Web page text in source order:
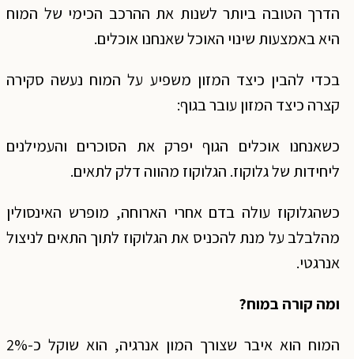
הדרך הטובה ביותר לשנות את ההרכב הכימי של המוח
היא באמצעות שינוי האוכל שאנחנו אוכלים.
בכדי להבין כיצד המזון משפיע על המוח נעשה סקירה
קצרה כיצד המזון עובר בגוף:
כשאנחנו אוכלים הגוף יפרק את הסוכרים והעמילנים
ליחידות של גלוקוז. הגלוקוז מהווה דלק לתאים.
כשהגלוקוז עולה בדם אחרי הארוחה, מופרש האינסולין
מהלבלב על מנת להכניס את הגלוקוז לתוך התאים לניצול
אנרגטי.
ומה קורה במוח?
המוח הוא איבר שצורך המון אנרגיה, הוא שוקל כ-2%